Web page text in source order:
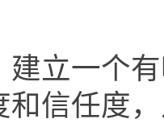
建立一个
和信任度